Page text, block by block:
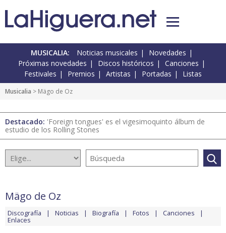
MUSICALIA: Noticias musicales
Novedades
Próximas novedades
Discos históricos
Canciones
Festivales
Premios Artistas Portadas Listas
Musicalia > Mägo de Oz
Destacado: 'Foreign tongues' es el vigesimoquinto álbum de
estudio de los Rolling Stones
Mägo de Oz
Discografía Noticias Biografía Fotos Canciones
Enlaces